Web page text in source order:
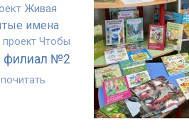
Живая
имена
проект Чтобы
филиал №2